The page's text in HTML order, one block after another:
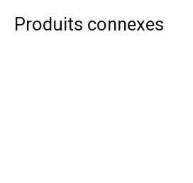
Produits connexes